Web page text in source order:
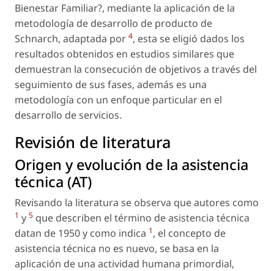
Bienestar Familiar?, mediante la aplicación de la
metodología de desarrollo de producto de
Schnarch, adaptada por 4, esta se eligió dados los
resultados obtenidos en estudios similares que
demuestran la consecución de objetivos a través del
seguimiento de sus fases, además es una
metodología con un enfoque particular en el
desarrollo de servicios.
Revisión de literatura
Origen y evolución de la asistencia
técnica (AT)
Revisando la literatura se observa que autores como
1 y 5 que describen el término de asistencia técnica
datan de 1950 y como indica 1, el concepto de
asistencia técnica no es nuevo, se basa en la
aplicación de una actividad humana primordial,